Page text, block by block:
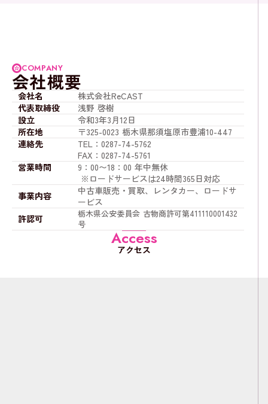
COMPANY
会社概要
会社名
株式会社ReCAST
代表取締役
浅野 啓樹
設立
令和3年3月12日
所在地
〒325-0023 栃木県那須塩原市豊浦10-447
連絡先
TEL：0287-74-5762
FAX：0287-74-5761
営業時間
9：00〜18：00 年中無休
※ロードサービスは24時間365日対応
事業内容
中古車販売・買取、レンタカー、ロードサ
ービス
許認可
栃木県公安委員会 古物商許可第411110001432
号
Access
アクセス